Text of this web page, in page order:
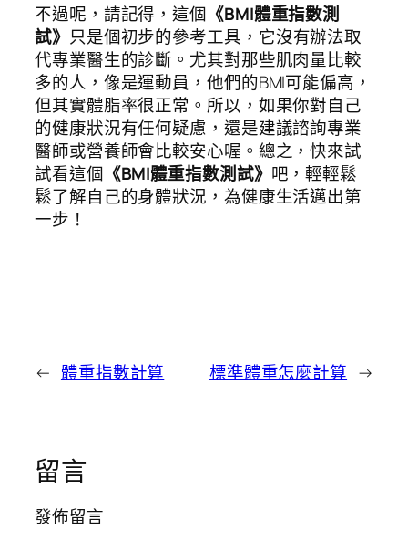
不過呢，請記得，這個 《BMI體重指數測
試》 只是個初步的參考工具，它沒有辦法取
代專業醫生的診斷。尤其對那些肌肉量比較
多的人，像是運動員，他們的BMI可能偏高，
但其實體脂率很正常。所以，如果你對自己
的健康狀況有任何疑慮，還是建議諮詢專業
醫師或營養師會比較安心喔。總之，快來試
試看這個 《BMI體重指數測試》 吧，輕輕鬆
鬆了解自己的身體狀況，為健康生活邁出第
一步！
← 體重指數計算 標準體重怎麼計算 →
留言
發佈留言